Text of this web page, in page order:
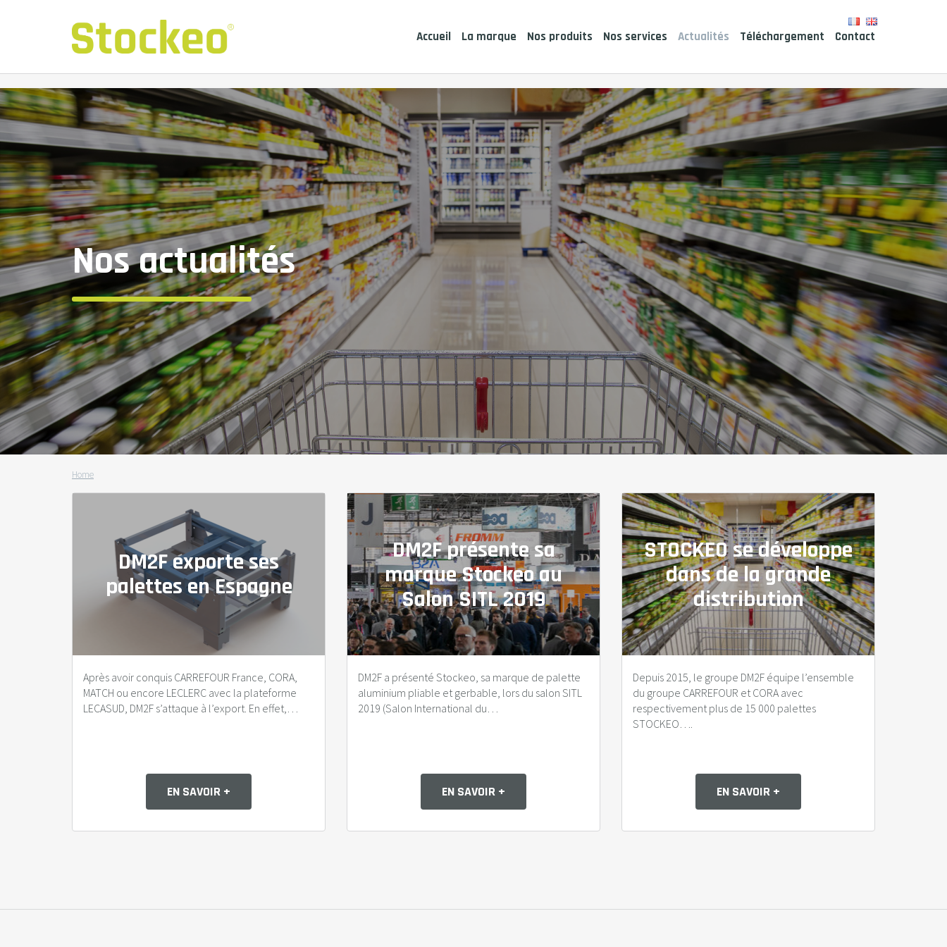
Accueil La marque Nos produits Nos services Actualités Téléchargement Contact
Nos actualités
Home
DM2F exporte ses
palettes en Espagne
Après avoir conquis CARREFOUR France, CORA,
MATCH ou encore LECLERC avec la plateforme
LECASUD, DM2F s’attaque à l’export. En effet,…
EN SAVOIR +
DM2F présente sa
marque Stockeo au
Salon SITL 2019
DM2F a présenté Stockeo, sa marque de palette
aluminium pliable et gerbable, lors du salon SITL
2019 (Salon International du…
EN SAVOIR +
STOCKEO se développe
dans de la grande
distribution
Depuis 2015, le groupe DM2F équipe l’ensemble
du groupe CARREFOUR et CORA avec
respectivement plus de 15 000 palettes
STOCKEO….
EN SAVOIR +